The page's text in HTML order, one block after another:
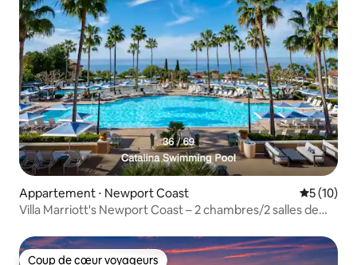
Appartement ⋅ Newport Coast
5 (10)
Villa Marriott's Newport Coast – 2 chambres/2 salles de
Coup de cœur voyageurs